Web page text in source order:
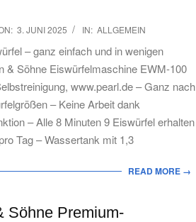
3. JUNI 2025 IN: ALLGEMEIN
– ganz einfach und in wenigen
& Söhne Eiswürfelmaschine EWM-100
www.pearl.de – Ganz nach
– Keine Arbeit dank
– Alle 8 Minuten 9 Eiswürfel erhalten
Tag – Wassertank mit 1,3
READ MORE →
Söhne Premium-